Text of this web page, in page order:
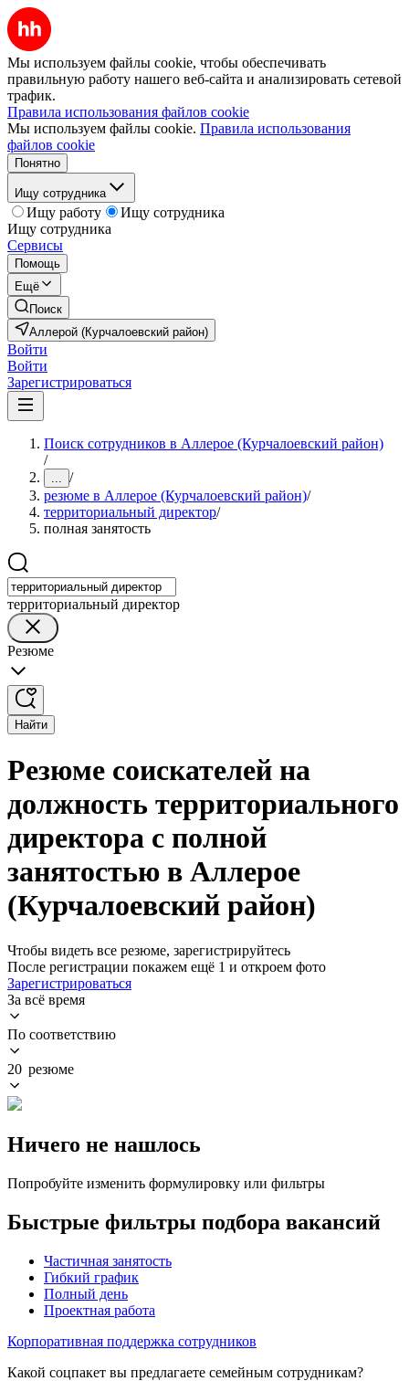
Мы используем файлы cookie, чтобы обеспечивать
правильную работу нашего веб-сайта и анализировать сетевой
трафик.
Правила использования файлов cookie
Мы используем файлы cookie. Правила использования
файлов cookie
Понятно
Ищу сотрудника
Ищу работу
Ищу сотрудника
Ищу сотрудника
Сервисы
Помощь
Ещё
Поиск
Аллерой (Курчалоевский район)
Войти
Войти
Зарегистрироваться
Поиск сотрудников в Аллерое (Курчалоевский район)
/
... /
резюме в Аллерое (Курчалоевский район)/
территориальный директор/
полная занятость
территориальный директор
Резюме
Найти
Резюме соискателей на
должность территориального
директора с полной
занятостью в Аллерое
(Курчалоевский район)
Чтобы видеть все резюме, зарегистрируйтесь
После регистрации покажем ещё 1 и откроем фото
Зарегистрироваться
За всё время
По соответствию
20 резюме
Ничего не нашлось
Попробуйте изменить формулировку или фильтры
Быстрые фильтры подбора вакансий
Частичная занятость
Гибкий график
Полный день
Проектная работа
Корпоративная поддержка сотрудников
Какой соцпакет вы предлагаете семейным сотрудникам?